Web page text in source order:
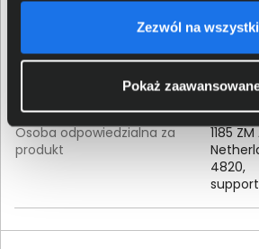
Zezwól na
Pokaż
Osoba odpowiedzialna za
produkt
1185
4820,